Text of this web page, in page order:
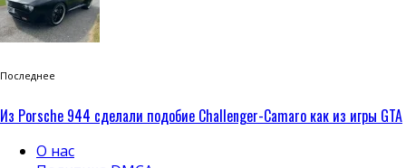
Последнее
Из Porsche 944 сделали подобие Challenger-Camaro как из игры GTA
О нас